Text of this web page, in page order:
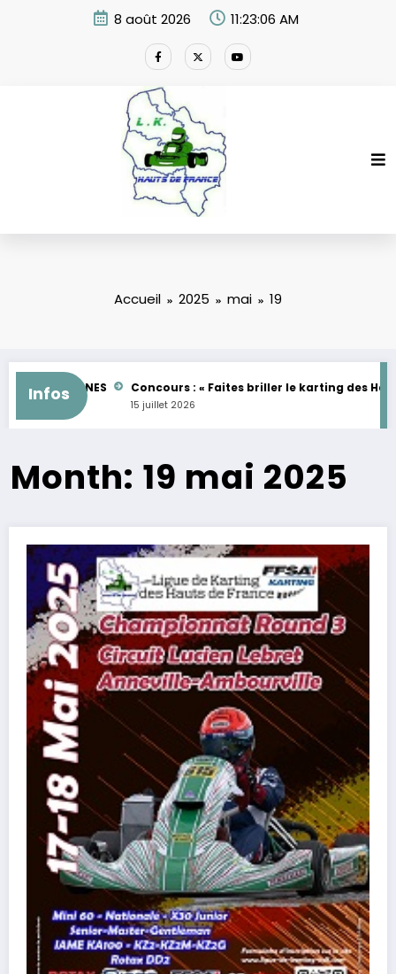
8 août 2026 11:23:07 AM
Accueil 2025 mai 19
Infos
FEMININES Concours : « Faites briller le karting des Hauts
15 juillet 2026
Month: 19 mai 2025